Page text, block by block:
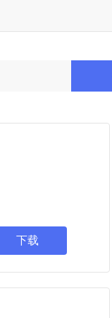
下载